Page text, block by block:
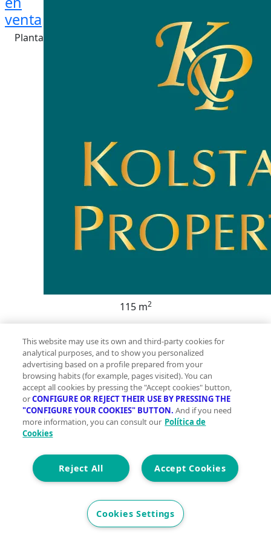
venta
Planta
115 m2
0
Et. EnergéticaCons.B
Precio
495.000 €
Apartamentos y bungalós de nueva construcción en
venta en Pilar de la Horadada, cerca de la playa
Exclusiva urbanización residencial en el sur de la Costa
Blanca Descubra este moderno complejo residencial
Horadada, la localidad más meridional de la Costa
Blanca. Esta urbanización boutique ofrece una
This website may use its own and third-party cookies for
analytical purposes, and to show you personalized
advertising based on a profile prepared from your
browsing habits (for example, pages visited). You can
accept all cookies by pressing the "Accept cookies" button,
orCONFIGURE OR REJECT THEIR USE BY PRESSING THE
"CONFIGURE YOUR COOKIES" BUTTON. And if you need
more information, you can consult our Política de
Cookies
Accept Cookies
Reject All
Cookies Settings